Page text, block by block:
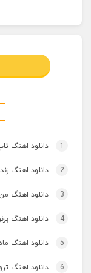
1 دانلود اهنگ تاپ و توپ ۷
2 دانلود اهنگ
3 دانلود اهنگ
4 دانلود اهنگ برنو بدوش ۲
5 دانلود اهنگ
6 دانلود اهنگ